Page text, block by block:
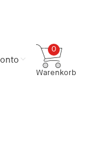
0
Warenkorb